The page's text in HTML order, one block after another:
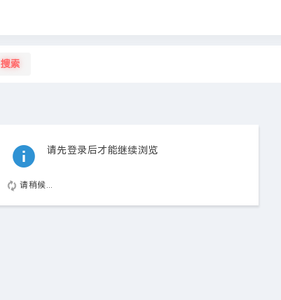
搜索
请先登录后才能继续浏览
请稍候...